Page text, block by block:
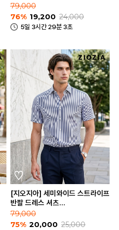
79,000
76% 19,200 24,000
5일 3시간 29분 3초
[지오지아] 세미와이드 스트라이프
반팔 드레스 셔츠
(ABE5WD1201_B)
79,000
75% 20,000 25,000